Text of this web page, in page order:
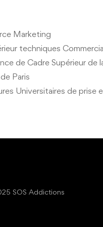
Marketing
techniques
de Cadre Supérieur de
Paris
Universitaires de prise
SOS Addictions